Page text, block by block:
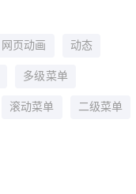
网页动画 动态
多级菜单
滚动菜单 二级菜单